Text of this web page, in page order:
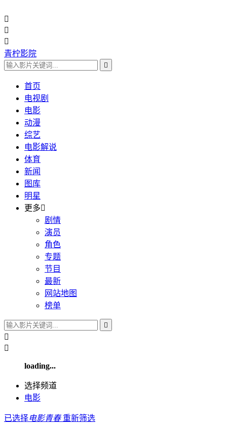



青柠影院

首页
电视剧
电影
动漫
综艺
电影解说
体育
新闻
图库
明星
更多
剧情
演员
角色
专题
节目
最新
网站地图
榜单



loading...
选择频道
电影
已选择电影青春重新筛选